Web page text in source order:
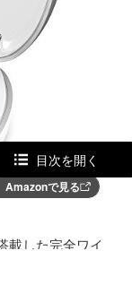
Amazonで見る
載した完全ワイ
目次を開く